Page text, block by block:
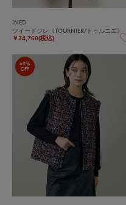
INED
ツイードジレ《TOURNIER/トゥルニエ》
￥34,760(税込)
60%
OFF